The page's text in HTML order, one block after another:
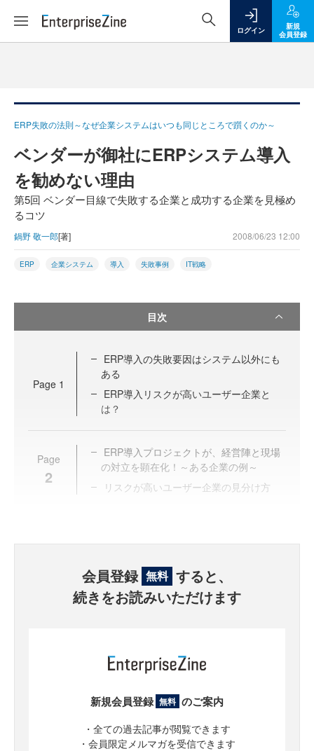
ログイン
新規
会員登録
ERP失敗の法則～なぜ企業システムはいつも同じところで躓くのか～
ベンダーが御社にERPシステム導入
を勧めない理由
第5回 ベンダー目線で失敗する企業と成功する企業を見極め
るコツ
鍋野 敬一郎[著] 2008/06/23 12:00
ERP 企業システム 導入 失敗事例 IT戦略
目次
Page 1
ERP導入の失敗要因はシステム以外にも
ある
ERP導入リスクが高いユーザー企業と
は？
Page
2
ERP導入プロジェクトが、経営陣と現場
の対立を顕在化！～ある企業の例～
リスクが高いユーザー企業の見分け方
会員登録 無料 すると、
続きをお読みいただけます
新規会員登録 無料 のご案内
・全ての過去記事が閲覧できます
・会員限定メルマガを受信できます